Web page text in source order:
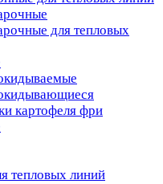
для тепловых
картофеля фри
тепловых линий